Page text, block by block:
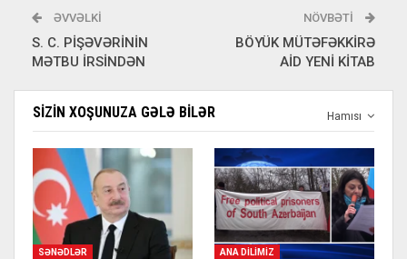
ƏVVƏLKI
S. C. PİŞƏVƏRİNİN
MƏTBU İRSİNDƏN
NÖVBƏTI
BÖYÜK MÜTƏFƏKKİRƏ
AİD YENİ KİTAB
Hamısı
SIZIN XOŞUNUZA GƏLƏ BILƏR
SƏNƏDLƏR ANA DILIMIZ